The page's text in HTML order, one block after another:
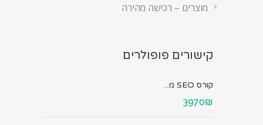
מוצרים – רכישה מהירה
קישורים פופולרים
קורס SEO מ...
3970₪